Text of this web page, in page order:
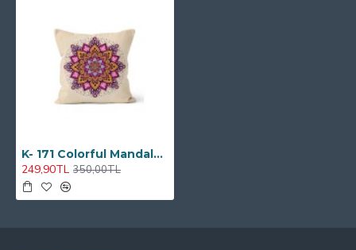
K- 171 Colorful Mandala Tribal Çift Tarafı Baskılı Kırlent Kılıfı
249,90TL 350,00TL